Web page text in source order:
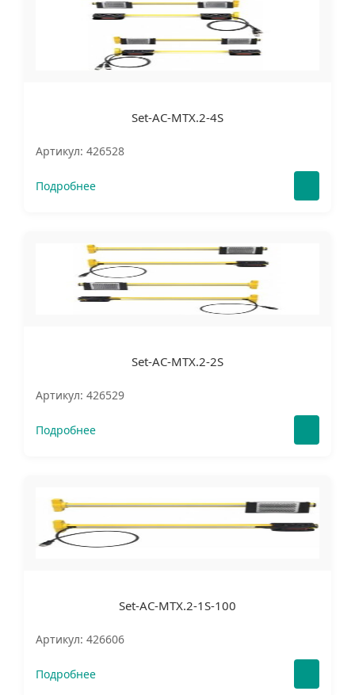
Set-AC-MTX.2-4S
Артикул: 426528
Подробнее
Set-AC-MTX.2-2S
Артикул: 426529
Подробнее
Set-AC-MTX.2-1S-100
Артикул: 426606
Подробнее